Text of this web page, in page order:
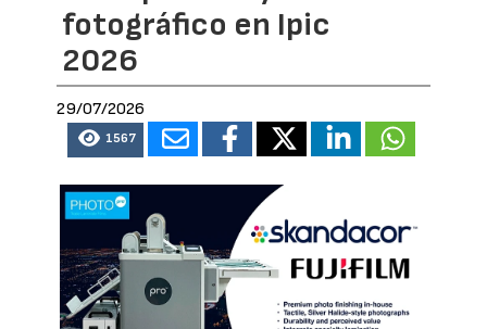
fotográfico en Ipic
2026
29/07/2026
1567